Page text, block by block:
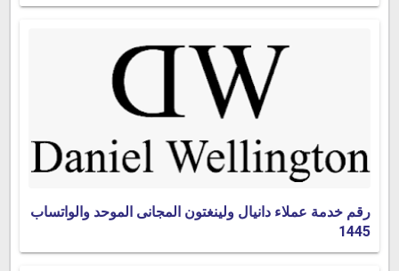
رقم خدمة عملاء دانيال ولينغتون المجانى الموحد والواتساب
1445